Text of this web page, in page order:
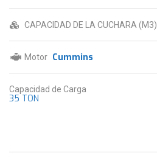
CAPACIDAD DE LA CUCHARA (M3)
Motor Cummins
Capacidad de Carga
35 TON